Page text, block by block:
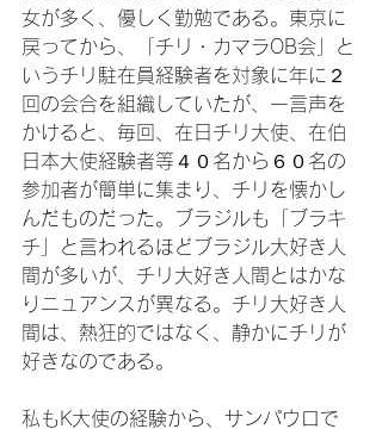
女が多く、優しく勤勉である。東京に
戻ってから、「チリ・カマラOB会」と
いうチリ駐在員経験者を対象に年に２
回の会合を組織していたが、一言声を
かけると、毎回、在日チリ大使、在伯
日本大使経験者等４０名から６０名の
参加者が簡単に集まり、チリを懐かし
んだものだった。ブラジルも「ブラキ
チ」と言われるほどブラジル大好き人
間が多いが、チリ大好き人間とはかな
りニュアンスが異なる。チリ大好き人
間は、熱狂的ではなく、静かにチリが
好きなのである。
私もK大使の経験から、サンパウロで